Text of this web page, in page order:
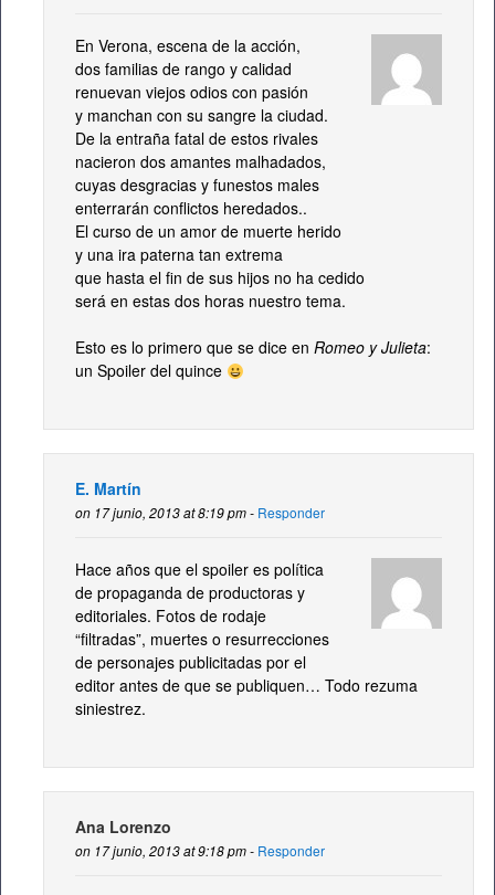
En Verona, escena de la acción,
dos familias de rango y calidad
renuevan viejos odios con pasión
y manchan con su sangre la ciudad.
De la entraña fatal de estos rivales
nacieron dos amantes malhadados,
cuyas desgracias y funestos males
enterrarán conflictos heredados..
El curso de un amor de muerte herido
y una ira paterna tan extrema
que hasta el fin de sus hijos no ha cedido
será en estas dos horas nuestro tema.
Esto es lo primero que se dice en Romeo y Julieta:
un Spoiler del quince
E. Martín
on 17 junio, 2013 at 8:19 pm - Responder
Hace años que el spoiler es política
de propaganda de productoras y
editoriales. Fotos de rodaje
“filtradas”, muertes o resurrecciones
de personajes publicitadas por el
editor antes de que se publiquen… Todo rezuma
siniestrez.
Ana Lorenzo
on 17 junio, 2013 at 9:18 pm - Responder